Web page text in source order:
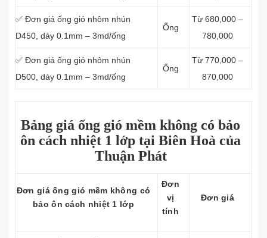
✅ Đơn giá ống gió nhôm nhún
D450, dày 0.1mm – 3md/ống
Ống
Từ 680,000 –
780,000
✅ Đơn giá ống gió nhôm nhún
D500, dày 0.1mm – 3md/ống
Ống
Từ 770,000 –
870,000
Bảng giá ống gió mềm không có bảo
ôn cách nhiệt 1 lớp tại Biên Hoà của
Thuận Phát
Đơn giá ống gió mềm không có
bảo ôn cách nhiệt 1 lớp
Đơn
vị
tính
Đơn giá